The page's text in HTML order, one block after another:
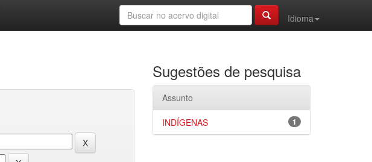
Idioma
Sugestões de pesquisa
Assunto
1
INDÍGENAS